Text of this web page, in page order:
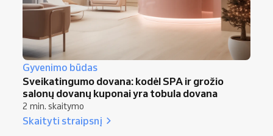
Gyvenimo būdas
Sveikatingumo dovana: kodėl SPA ir grožio
salonų dovanų kuponai yra tobula dovana
2 min. skaitymo
Skaityti straipsnį